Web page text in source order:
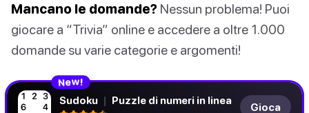
Mancano le domande? Nessun problema! Puoi
giocare a “Trivia” online e accedere a oltre 1.000
domande su varie categorie e argomenti!
New!
Sudoku | Puzzle di numeri in linea
Gioca